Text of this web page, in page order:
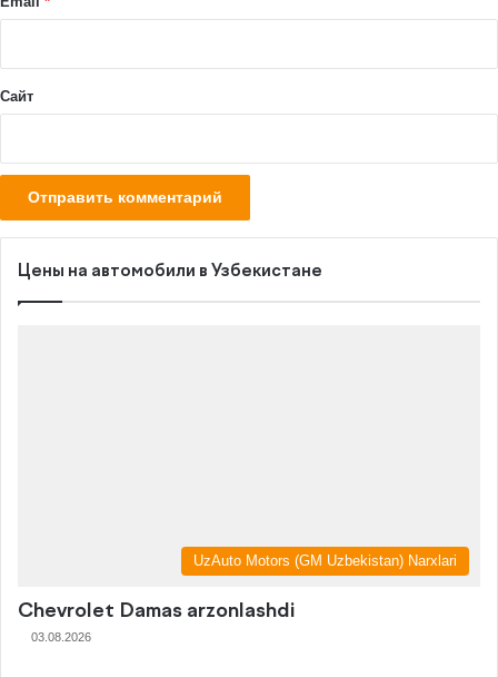
Сайт
Цены на автомобили в Узбекистане
UzAuto Motors (GM Uzbekistan) Narxlari
Chevrolet Damas arzonlashdi
03.08.2026